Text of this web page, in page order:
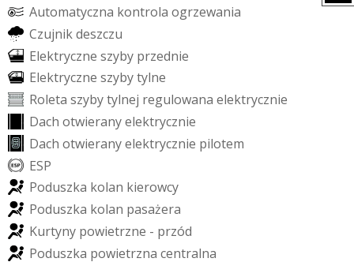
Automatyczna kontrola ogrzewania
Czujnikdeszczu
Elektryczne szyby przednie
Elektryczne szybytylne
Roleta szybytylnej regulowana elektrycznie
Dach otwieranyelektrycznie
Dach otwieranyelektrycznie pilotem
ESP
Poduszka kolan kierowcy
Poduszka kolan pasażera
Kurtyny powietrzne - przód
Poduszka powietrzna centralna